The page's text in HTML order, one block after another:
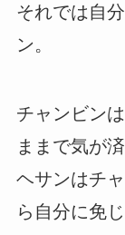
それでは自
ン。
チャンビン
ままで気が
ヘサンはチ
ら自分に免